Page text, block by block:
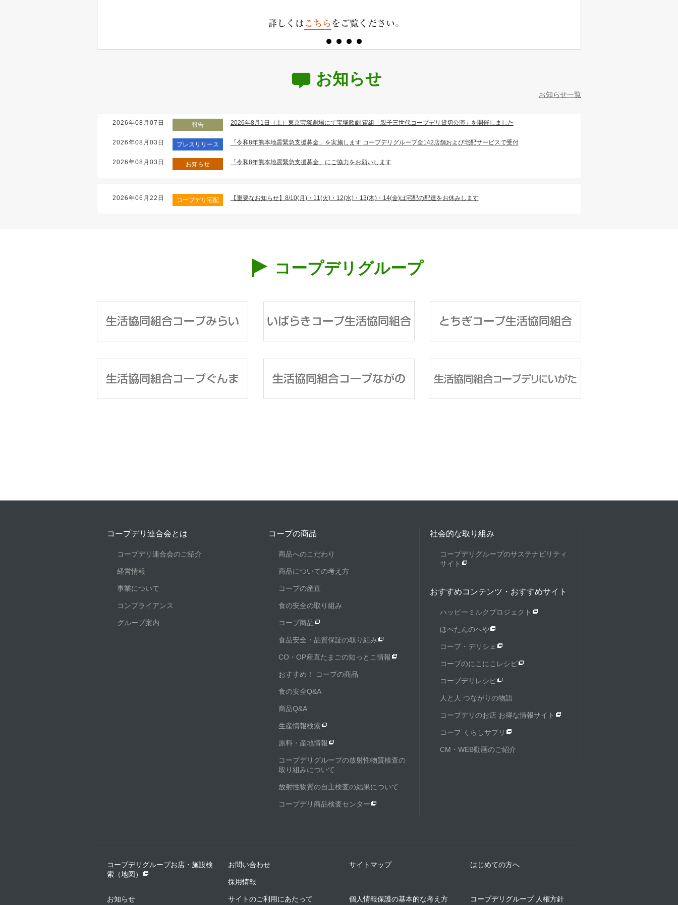
お知らせ
お知らせ一覧
2026年08月07日 報告 2026年8月1日（土）東京宝塚劇場にて宝塚歌劇 宙組「親子三世代コープデリ貸切公演」を開催しました
2026年08月03日 プレスリリース 「令和8年熊本地震緊急支援募金」を実施します コープデリグループ全142店舗および宅配サービスで受付
2026年08月03日 お知らせ 「令和8年熊本地震緊急支援募金」にご協力をお願いします
2026年06月22日 コープデリ宅配 【重要なお知らせ】8/10(月)・11(火)・12(水)・13(木)・14(金)は宅配の配達をお休みします
コープデリグループ
コープデリ連合会とは
コープデリ連合会のご紹介
経営情報
事業について
コンプライアンス
グループ案内
コープの商品
商品へのこだわり
商品についての考え方
コープの産直
食の安全の取り組み
コープ商品
食品安全・品質保証の取り組み
CO・OP産直たまごの知っとこ情報
おすすめ！ コープの商品
食の安全Q&A
商品Q&A
生産情報検索
原料・産地情報
コープデリグループの放射性物質検査の
取り組みについて
放射性物質の自主検査の結果について
コープデリ商品検査センター
社会的な取り組み
コープデリグループのサステナビリティ
サイト
おすすめコンテンツ・おすすめサイト
ハッピーミルクプロジェクト
ほぺたんのへや
コープ・デリシェ
コープのにこにこレシピ
コープデリレシピ
人と人 つながりの物語
コープデリのお店 お得な情報サイト
コープ くらしサプリ
CM・WEB動画のご紹介
コープデリグループお店・施設検
索（地図）
お問い合わせ サイトマップ はじめての方へ
採用情報
お知らせ サイトのご利用にあたって 個人情報保護の基本的な考え方 コープデリグループ 人権方針